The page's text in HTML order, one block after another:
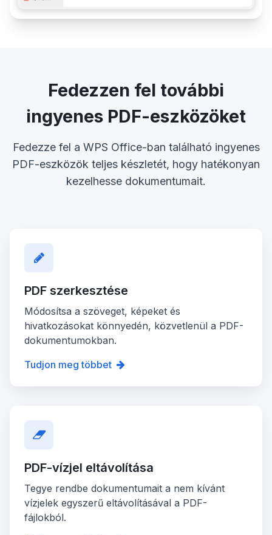
Fedezzen fel további
ingyenes PDF-eszközöket
Fedezze fel a WPS Office-ban található ingyenes
PDF-eszközök teljes készletét, hogy hatékonyan
kezelhesse dokumentumait.
PDF szerkesztése
Módosítsa a szöveget, képeket és
hivatkozásokat könnyedén, közvetlenül a PDF-
dokumentumokban.
Tudjon meg többet
PDF-vízjel eltávolítása
Tegye rendbe dokumentumait a nem kívánt
vízjelek egyszerű eltávolításával a PDF-
fájlokból.